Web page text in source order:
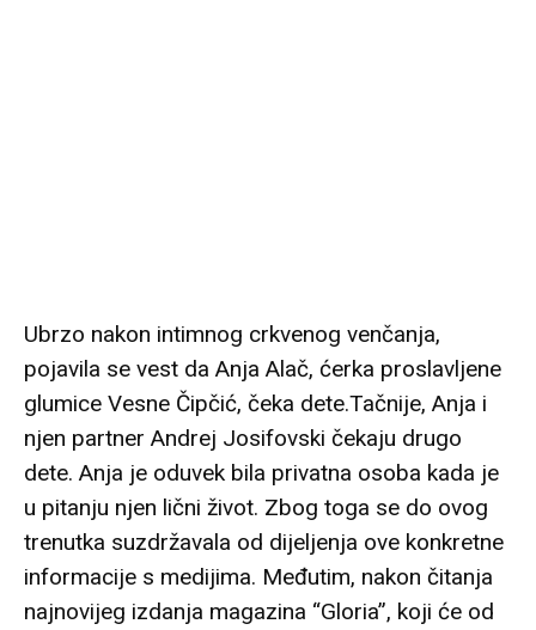
Ubrzo nakon intimnog crkvenog venčanja,
pojavila se vest da Anja Alač, ćerka proslavljene
glumice Vesne Čipčić, čeka dete.Tačnije, Anja i
njen partner Andrej Josifovski čekaju drugo
dete. Anja je oduvek bila privatna osoba kada je
u pitanju njen lični život. Zbog toga se do ovog
trenutka suzdržavala od dijeljenja ove konkretne
informacije s medijima. Međutim, nakon čitanja
najnovijeg izdanja magazina “Gloria”, koji će od